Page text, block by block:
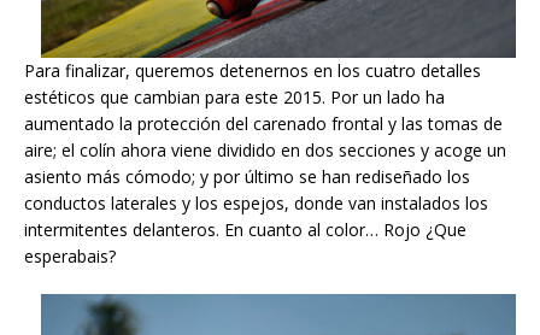
Para finalizar, queremos detenernos en los cuatro detalles
estéticos que cambian para este 2015. Por un lado ha
aumentado la protección del carenado frontal y las tomas de
aire; el colín ahora viene dividido en dos secciones y acoge un
asiento más cómodo; y por último se han rediseñado los
conductos laterales y los espejos, donde van instalados los
intermitentes delanteros. En cuanto al color… Rojo ¿Que
esperabais?